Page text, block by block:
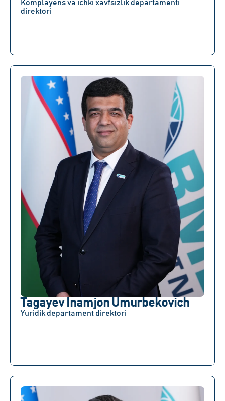
Komplayens va ichki xavfsizlik departamenti
direktori
Tagayev Inamjon Umurbekovich
Yuridik departament direktori